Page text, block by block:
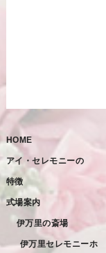
2022年11月
2022年10月
2022年9月
2022年8月
2022年7月
2022年6月
HOME
アイ・セレモニーの
特徴
式場案内
伊万里の斎場
伊万里セレモニーホ